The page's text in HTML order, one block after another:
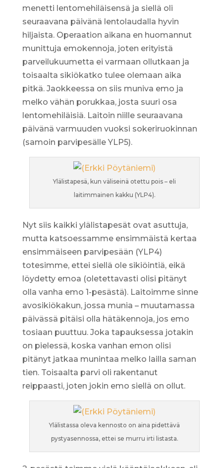
menetti lentomehiläisensä ja siellä oli
seuraavana päivänä lentolaudalla hyvin
hiljaista. Operaation aikana en huomannut
munittuja emokennoja, joten erityistä
parveilukuumetta ei varmaan ollutkaan ja
toisaalta sikiökatko tulee olemaan aika
pitkä. Jaokkeessa on siis muniva emo ja
melko vähän porukkaa, josta suuri osa
lentomehiläisiä. Laitoin niille seuraavana
päivänä varmuuden vuoksi sokeriruokinnan
(samoin parvipesälle YLP5).
Ylälistapesä, kun väliseinä otettu pois – eli
laitimmainen kakku (YLP4).
Nyt siis kaikki ylälistapesät ovat asuttuja,
mutta katsoessamme ensimmäistä kertaa
ensimmäiseen parvipesään (YLP4)
totesimme, ettei siellä ole sikiöintiä, eikä
löydetty emoa (oletettavasti olisi pitänyt
olla vanha emo 1-pesästä). Laitoimme sinne
avosikiökakun, jossa munia – muutamassa
päivässä pitäisi olla hätäkennoja, jos emo
tosiaan puuttuu. Joka tapauksessa jotakin
on pielessä, koska vanhan emon olisi
pitänyt jatkaa munintaa melko lailla saman
tien. Toisaalta parvi oli rakentanut
reippaasti, joten jokin emo siellä on ollut.
Ylälistassa oleva kennosto on aina pidettävä
pystyasennossa, ettei se murru irti listasta.